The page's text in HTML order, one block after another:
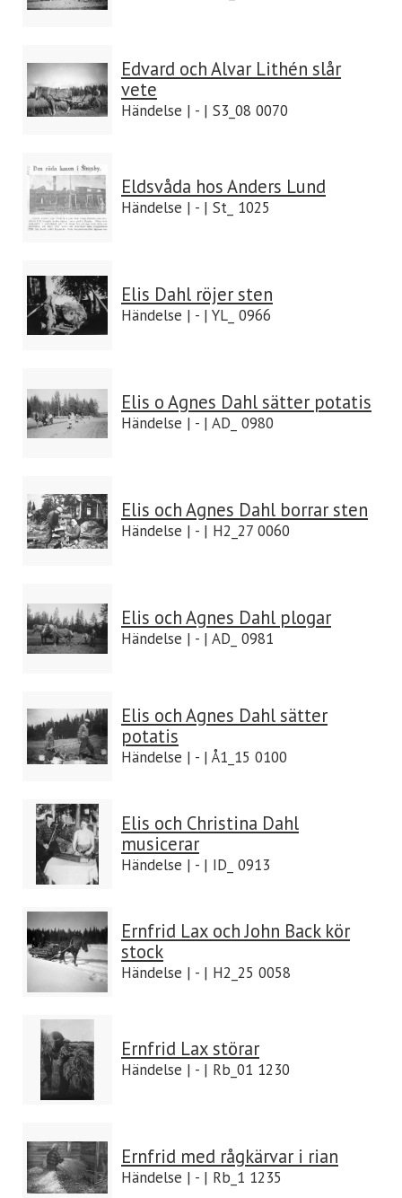
Edvard och Alvar Lithén slår
vete
Händelse | - | S3_08 0070
Eldsvåda hos Anders Lund
Händelse | - | St_ 1025
Elis Dahl röjer sten
Händelse | - | YL_ 0966
Elis o Agnes Dahl sätter potatis
Händelse | - | AD_ 0980
Elis och Agnes Dahl borrar sten
Händelse | - | H2_27 0060
Elis och Agnes Dahl plogar
Händelse | - | AD_ 0981
Elis och Agnes Dahl sätter
potatis
Händelse | - | Å1_15 0100
Elis och Christina Dahl
musicerar
Händelse | - | ID_ 0913
Ernfrid Lax och John Back kör
stock
Händelse | - | H2_25 0058
Ernfrid Lax störar
Händelse | - | Rb_01 1230
Ernfrid med rågkärvar i rian
Händelse | - | Rb_1 1235